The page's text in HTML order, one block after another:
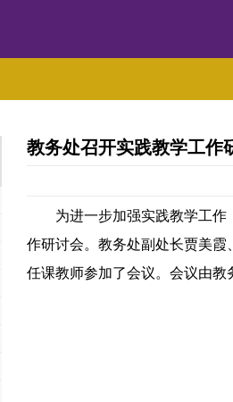
教务处召开实践教学工作
为进一步加强实践教学工作
作研讨会。教务处副处长贾美
任课教师参加了会议。会议由教